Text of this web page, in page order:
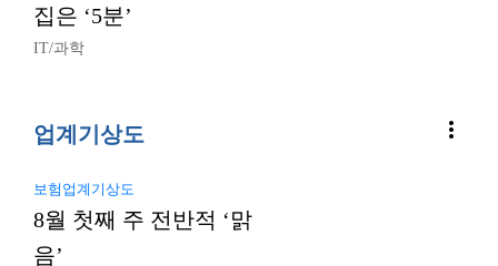
집은 ‘5분’
IT/과학
업계기상도 more_vert
보험업계기상도
8월 첫째 주 전반적 ‘맑
음’